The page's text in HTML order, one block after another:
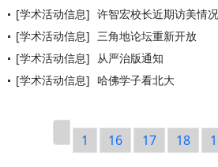
[学术活动信息] 许智宏校长近期访美情
[学术活动信息] 三角地论坛重新开放
[学术活动信息] 从严治版通知
[学术活动信息] 哈佛学子看北大
1 16 17 18